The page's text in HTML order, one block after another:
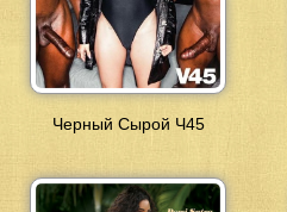
Черный Сырой Ч45